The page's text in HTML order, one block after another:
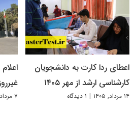
اعطای ردا کارت به دانشجویان
کارشناسی ارشد از مهر ۱۴۰۵
۱۴ مرداد, ۱۴۰۵ | ۱ دیدگاه ۷ مرداد, ۱۴۰۵